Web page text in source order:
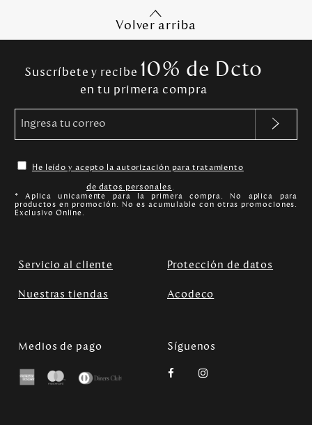
Volver arriba
Suscríbete y recibe 10% de Dcto
en tu primera compra
He leído y acepto la autorización para tratamiento
de datos personales.
* Aplica unicamente para la primera compra. No aplica para
productos en promoción. No es acumulable con otras promociones.
Exclusivo Online.
Servicio al cliente Protección de datos
Nuestras tiendas Acodeco
Medios de pago Síguenos